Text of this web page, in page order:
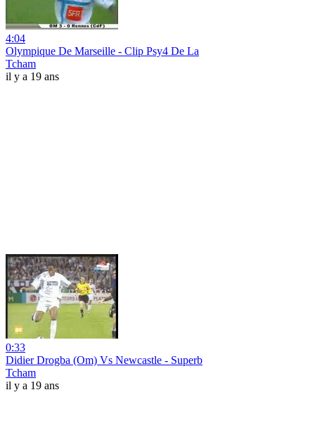
4:04
Olympique De Marseille - Clip Psy4 De La
Tcham
il y a 19 ans
0:33
Didier Drogba (Om) Vs Newcastle - Superb
Tcham
il y a 19 ans